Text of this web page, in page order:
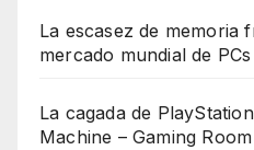
La escasez de memoria
mercado mundial de PCs
La cagada de
Machine – Gaming